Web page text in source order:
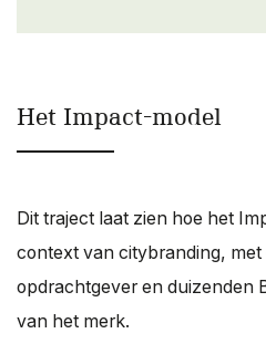
Het Impact-model
Dit traject laat zien hoe het
context van citybranding, met
opdrachtgever en duizenden
van het merk.